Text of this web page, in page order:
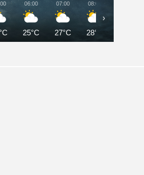
06:00
25°C
07:00
27°C
08:00
28°C
›